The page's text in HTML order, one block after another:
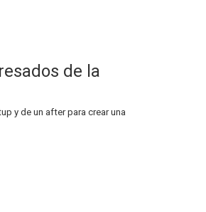
de la
y de un after para crear una